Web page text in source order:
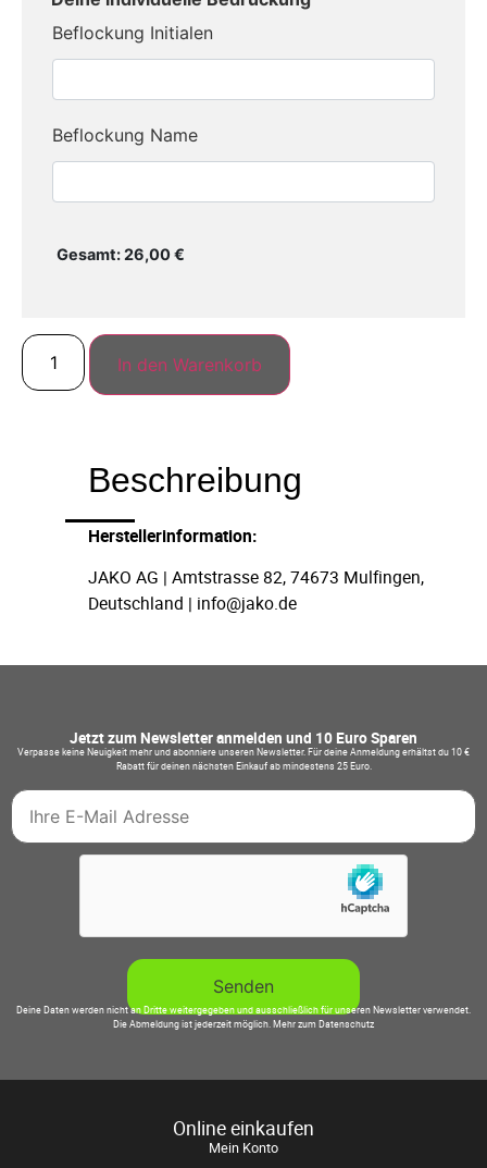
Beflockung Initialen
Beflockung Name
26,00€
In den Warenkorb
Beschreibung
Herstellerinformation:
JAKO AG | Amtstrasse 82, 74673 Mulfingen,
Deutschland | info@jako.de
Jetzt zum Newsletter anmelden und 10 Euro Sparen
Verpasse keine Neuigkeit mehr und abonniere unseren Newsletter. Für deine Anmeldung erhältst du 10 €
Rabatt für deinen nächsten Einkauf ab mindestens 25 Euro.
Deine Daten werden nicht an Dritte weitergegeben und ausschließlich für unseren Newsletter verwendet.
Die Abmeldung ist jederzeit möglich.Mehr zum Datenschutz
Online einkaufen
Mein Konto